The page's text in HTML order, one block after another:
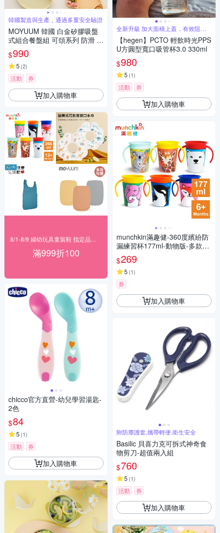
韓國製造與生產，通過多重安全驗證
MOYUUM 韓國 白金矽膠吸盤
式組合餐盤組 可頌系列 防滑 兒
童餐具 矽膠餐盤 多款可選
$990
5 (2)
活動 券
加入購物車
滿999折100
chicco官方直營-幼兒學習湯匙-
2色
$84
5 (1)
活動 券
加入購物車
全新升級 加大面積上蓋，有效阻擋
外界灰塵
【hegen】PCTO 輕飲時光PPS
U方圓型寬口吸管杯3.0 330ml
$980
5 (1)
活動 券
加入購物車
munchkin滿趣健-360度繽紛防
漏練習杯177ml-動物版-多款任
選-限時送杯蓋
$269
5 (1)
券
加入購物車
附防塵護套,攜帶輕便,衛生安全
Basilic 貝喜力克可拆式神奇食
物剪刀-超值兩入組
$760
5 (1)
活動 券
加入購物車